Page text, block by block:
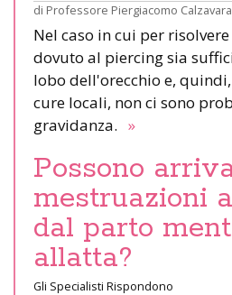
di Professore Piergiacomo
Nel caso in cui per
dovuto al piercing sia
lobo dell'orecchio e,
cure locali, non ci sono
gravidanza. »
Possono
mestruazioni
dal parto
allatta?
Gli Specialisti Rispondono